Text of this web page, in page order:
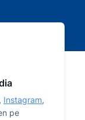
, Instagram,
pe